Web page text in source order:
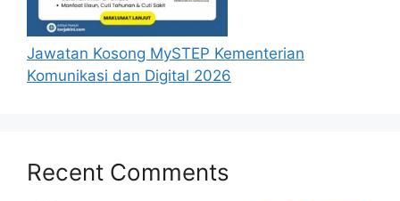
Masuk].
Kemudian, Pengesahan Kata Kunci
Keselamatan akan dipaparkan dan
masukkan Kata Kunci Keselamatan yang
Semakan Permohonan
Jawatan Kosong MySTEP Kementerian
Komunikasi dan Digital 2026
Recent Comments